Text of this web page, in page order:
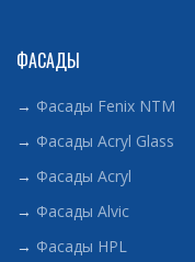
ФАСАДЫ
→ Фасады Fenix NTM
→ Фасады Acryl Glass
→ Фасады Acryl
→ Фасады Alvic
→ Фасады HPL